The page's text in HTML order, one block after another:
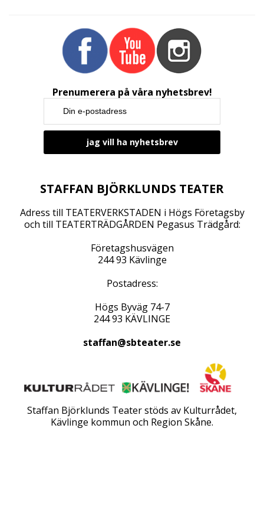
Prenumerera på våra nyhetsbrev!
STAFFAN BJÖRKLUNDS TEATER
Adress till TEATERVERKSTADEN i Högs Företagsby
och till TEATERTRÄDGÅRDEN Pegasus Trädgård:
Företagshusvägen
244 93 Kävlinge
Postadress:
Högs Byväg 74-7
244 93 KÄVLINGE
staffan@sbteater.se
Staffan Björklunds Teater stöds av Kulturrådet,
Kävlinge kommun och Region Skåne.